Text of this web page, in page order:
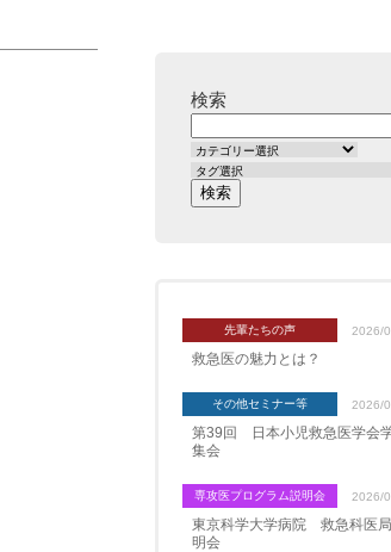
検索
先輩たちの声 2026/
救急医の魅力とは？
その他セミナー等 2026/
第39回 日本小児救急医学会
集会
専攻医プログラム説明会 2026/
東京科学大学病院 救急科医
明会